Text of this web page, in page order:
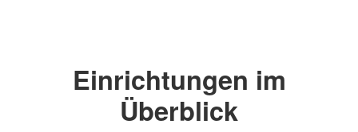
Einrichtungen im
Überblick